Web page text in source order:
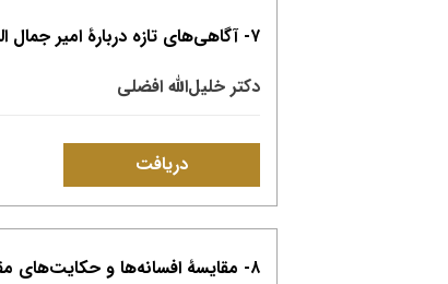
۷- آگاهی‌های تازه دربارۀ امیر جمال الدین عطاء الحسینی و پروانچۀ سیورغال او به خط امیر علی‌شیر نوایی
دکتر خلیل‌الله افضلی
دریافت
۸- مقایسۀ افسانه‌ها و حکایت‌های مقدمۀ شاهنامۀ بایسنغری با روایت‌های شفاهی